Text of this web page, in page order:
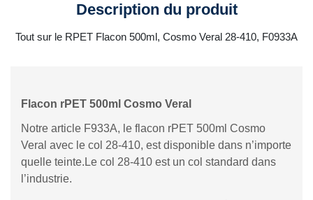
Description du produit
Tout sur le RPET Flacon 500ml, Cosmo Veral 28-410, F0933A
Flacon rPET 500ml Cosmo Veral
Notre article F933A, le flacon rPET 500ml Cosmo
Veral avec le col 28-410, est disponible dans n’importe
quelle teinte.Le col 28-410 est un col standard dans
l’industrie.